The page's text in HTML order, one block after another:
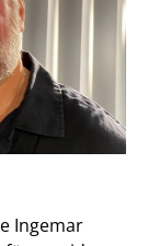
Ingemar